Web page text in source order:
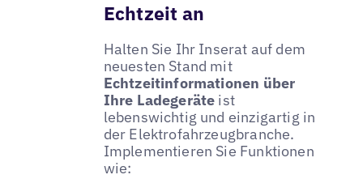
Echtzeit an
Halten Sie Ihr Inserat auf dem
neuesten Stand mit
Echtzeitinformationen über
Ihre Ladegeräte ist
lebenswichtig und einzigartig in
der Elektrofahrzeugbranche.
Implementieren Sie Funktionen
wie: